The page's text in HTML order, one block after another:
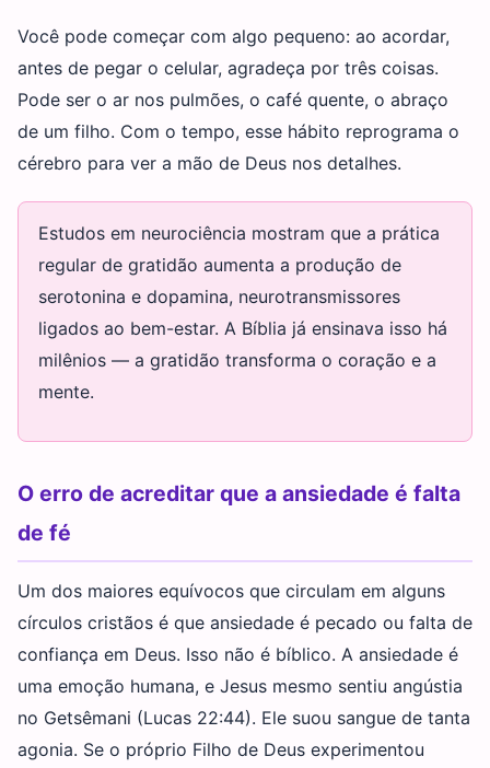
Você pode começar com algo pequeno: ao acordar,
antes de pegar o celular, agradeça por três coisas.
Pode ser o ar nos pulmões, o café quente, o abraço
de um filho. Com o tempo, esse hábito reprograma o
cérebro para ver a mão de Deus nos detalhes.
Estudos em neurociência mostram que a prática
regular de gratidão aumenta a produção de
serotonina e dopamina, neurotransmissores
ligados ao bem-estar. A Bíblia já ensinava isso há
milênios — a gratidão transforma o coração e a
mente.
O erro de acreditar que a ansiedade é falta
de fé
Um dos maiores equívocos que circulam em alguns
círculos cristãos é que ansiedade é pecado ou falta de
confiança em Deus. Isso não é bíblico. A ansiedade é
uma emoção humana, e Jesus mesmo sentiu angústia
no Getsêmani (Lucas 22:44). Ele suou sangue de tanta
agonia. Se o próprio Filho de Deus experimentou